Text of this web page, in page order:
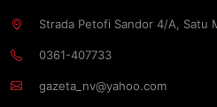
Strada Petofi Sandor 4/A, Satu
0361-407733
gazeta_nv@yahoo.com